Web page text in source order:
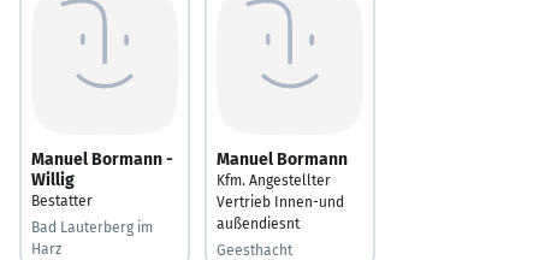
Manuel Bormann -
Willig
Bestatter
Bad Lauterberg im
Harz
Manuel Bormann
Kfm. Angestellter
Vertrieb Innen-und
außendiesnt
Geesthacht